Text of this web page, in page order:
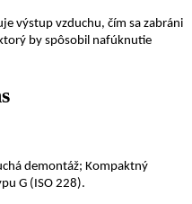
výstup vzduchu, čím sa zabráni
by spôsobil nafúknutie
demontáž; Kompaktný
G (ISO 228).